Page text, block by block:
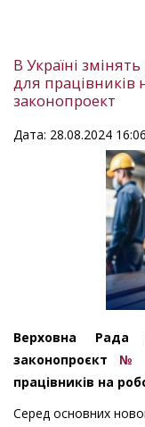
В Україні
для працівників
законопроект
Дата: 28.08.2024 16:06
Верховна Рада
законопроєкт №
працівників на
Серед основних